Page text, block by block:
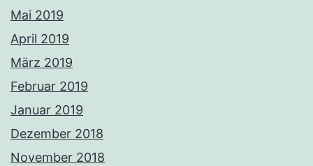
Mai 2019
April 2019
März 2019
Februar 2019
Januar 2019
Dezember 2018
November 2018